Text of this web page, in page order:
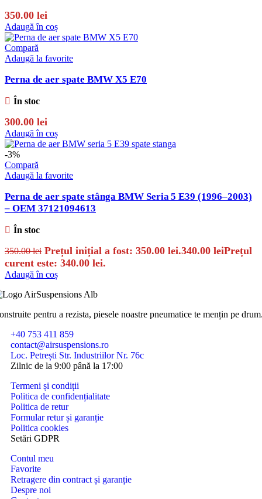
350.00 lei
Adaugă în coș
Compară
Adaugă la favorite
Perna de aer spate BMW X5 E70
În stoc
300.00 lei
Adaugă în coș
-3%
Compară
Adaugă la favorite
Perna de aer spate stânga BMW Seria 5 E39 (1996–2003)
– OEM 37121094613
În stoc
350.00lei Prețul inițial a fost: 350.00 lei.340.00 leiPrețul
curent este: 340.00 lei.
Adaugă în coș
pentru a rezista, piesele noastre pneumatice te mențin pe
+40 753 411 859
contact@airsuspensions.ro
Loc. Petrești Str. Industriilor Nr. 76c
Zilnic de la 9:00 până la 17:00
Termeni și condiții
Politica de confidențialitate
Politica de retur
Formular retur și garanție
Politica cookies
Setări GDPR
Contul meu
Favorite
Retragere din contract și garanție
Despre noi